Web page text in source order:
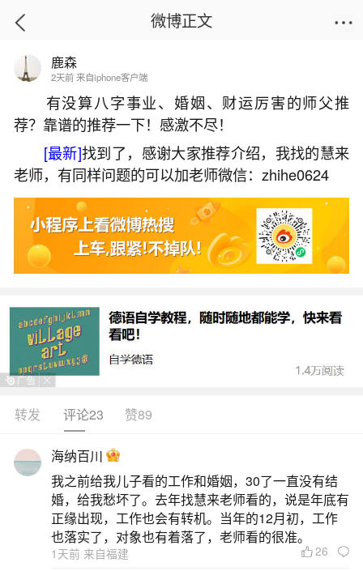
首页
男孩农历三月十五出生好吗？
2026-05-30 18:59:32 7 7 赞
生活中像男孩农历三月十五出生好吗？都是很
常见的问题，但是小问题不注意可能会引起大麻
烦，下面就这个问题给大家做一些解读：
1、农历3月15出生的男孩好不好
农历3月15出生的男孩总体来说是不错的。这一
微博正文
鹿森
2天前 来自iphone客户端
有没算八字事业、婚姻、财运厉害的师父推
荐？靠谱的推荐一下！感激不尽！
[最新]找到了，感谢大家推荐介绍，我找的慧来
老师，有同样问题的可以加老师微信：zhihe0624
转发 评论23 赞89
海纳百川
我之前给我儿子看的工作和婚姻，30了一直没有结
婚，给我愁坏了。去年找慧来老师看的，说是年底有
正缘出现，工作也会有转机。当年的12月初，工作
也落实了，对象也有着落了，老师看的很准。
1天前 来自福建 26